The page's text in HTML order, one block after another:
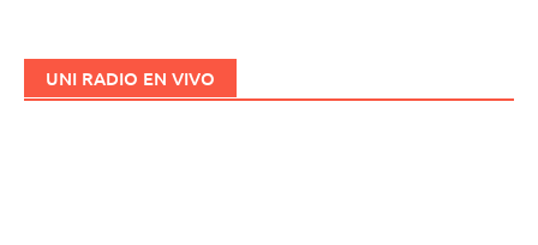
UNI RADIO EN VIVO